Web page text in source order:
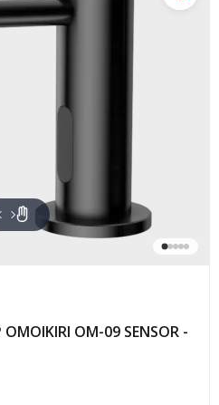
OM-09 SENSOR -